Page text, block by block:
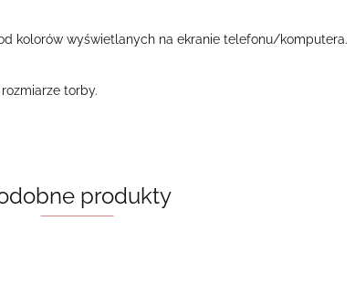
kolorów wyświetlanych na ekranie telefonu/komputera.
torby.
produkty